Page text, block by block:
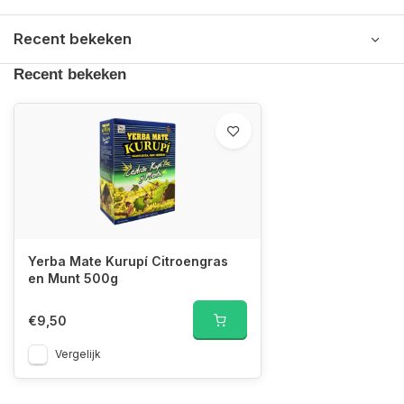
Recent bekeken
Recent bekeken
Yerba Mate Kurupí Citroengras
en Munt 500g
€9,50
Vergelijk